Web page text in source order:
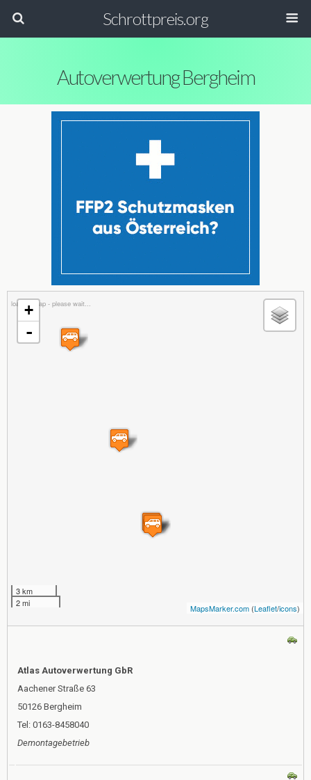
Schrottpreis.org
Autoverwertung Bergheim
loading map - please wait...
+
-
3 km
2 mi
MapsMarker.com (Leaflet/icons)
Atlas Autoverwertung GbR
Aachener Straße 63
50126 Bergheim
Tel: 0163-8458040
Demontagebetrieb